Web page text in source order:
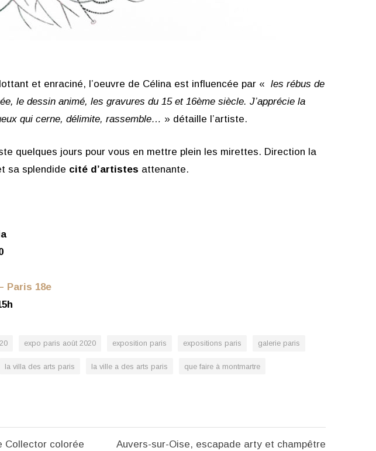
et enraciné, l’oeuvre de Célina est influencée par « les rébus de
le dessin animé, les gravures du 15 et 16ème siècle. J’apprécie la
qui cerne, délimite, rassemble… » détaille l’artiste.
quelques jours pour vous en mettre plein les mirettes. Direction la
sa splendide cité d’artistes attenante.
Paris 18e
expo paris août 2020 exposition paris expositions paris galerie paris
la villa des arts paris la ville a des arts paris que faire à montmartre
Collector colorée Auvers-sur-Oise, escapade arty et champêtre